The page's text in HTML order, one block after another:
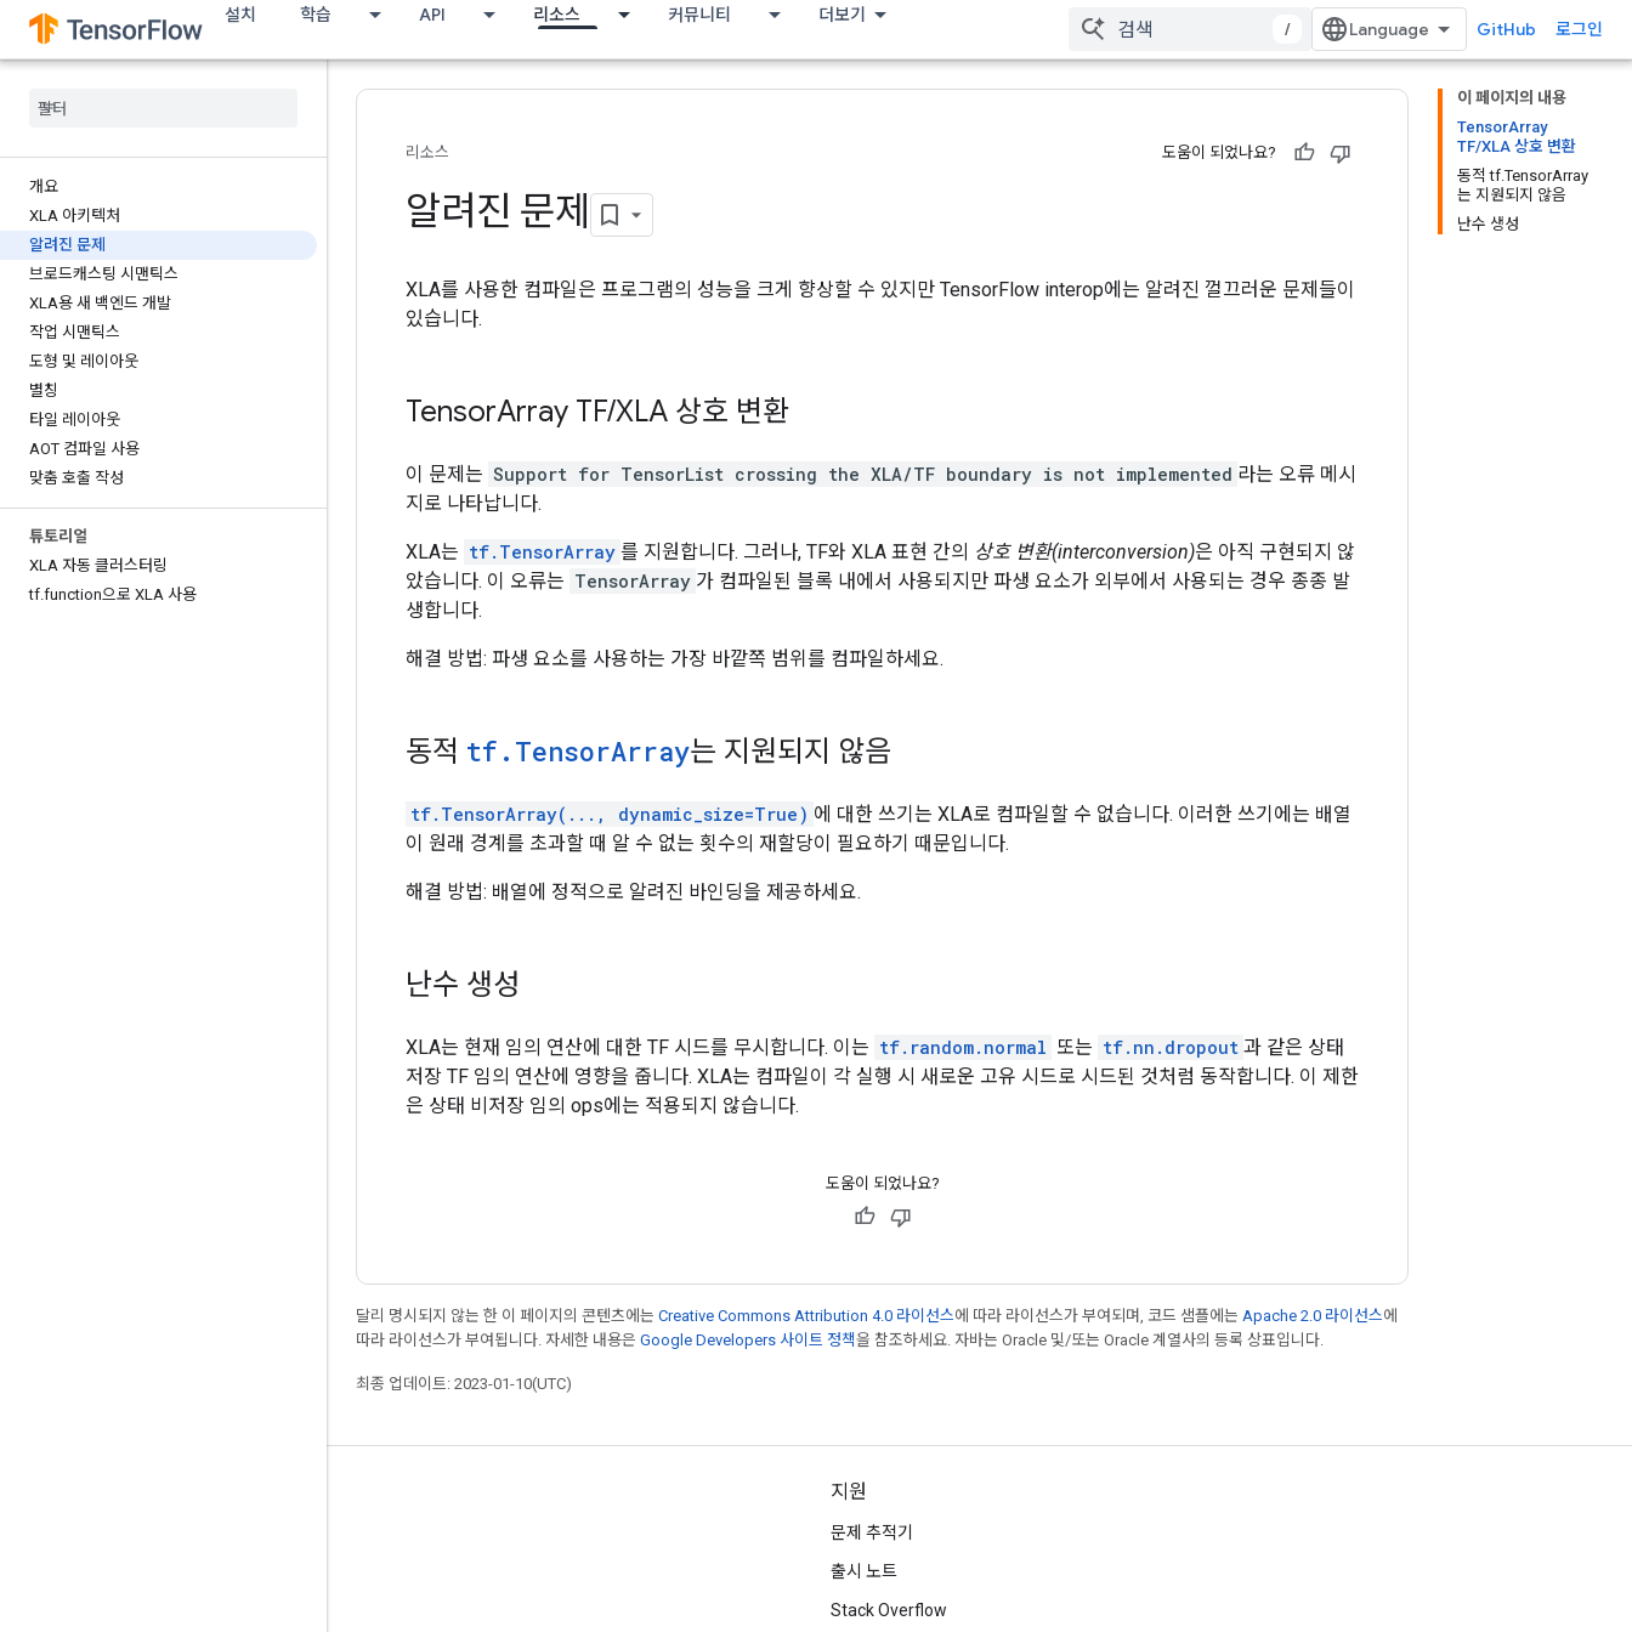
설치 학습 API 리소스 커뮤니티 더보기
/ GitHub 로그인
개요
XLA 아키텍처
알려진 문제
브로드캐스팅 시맨틱스
XLA용 새 백엔드 개발
작업 시맨틱스
도형 및 레이아웃
별칭
타일 레이아웃
AOT 컴파일 사용
맞춤 호출 작성
튜토리얼
XLA 자동 클러스터링
tf.function으로 XLA 사용
이 페이지의 내용
TensorArray
TF/XLA 상호 변환
동적 tf.TensorArray
는 지원되지 않음
난수 생성
리소스 도움이 되었나요?
알려진 문제
XLA를 사용한 컴파일은 프로그램의 성능을 크게 향상할 수 있지만 TensorFlow interop에는 알려진 껄끄러운 문제들이
있습니다.
TensorArray TF/XLA 상호 변환
이 문제는 Support for TensorList crossing the XLA/TF boundary is not implemented 라는 오류 메시
지로 나타납니다.
XLA는 tf.TensorArray 를 지원합니다. 그러나, TF와 XLA 표현 간의 상호 변환(interconversion)은 아직 구현되지 않
았습니다. 이 오류는 TensorArray 가 컴파일된 블록 내에서 사용되지만 파생 요소가 외부에서 사용되는 경우 종종 발
생합니다.
해결 방법: 파생 요소를 사용하는 가장 바깥쪽 범위를 컴파일하세요.
동적 tf . TensorArray는 지원되지 않음
tf.TensorArray(..., dynamic_size=True) 에 대한 쓰기는 XLA로 컴파일할 수 없습니다. 이러한 쓰기에는 배열
이 원래 경계를 초과할 때 알 수 없는 횟수의 재할당이 필요하기 때문입니다.
해결 방법: 배열에 정적으로 알려진 바인딩을 제공하세요.
난수 생성
XLA는 현재 임의 연산에 대한 TF 시드를 무시합니다. 이는 tf.random.normal 또는 tf.nn.dropout 과 같은 상태
저장 TF 임의 연산에 영향을 줍니다. XLA는 컴파일이 각 실행 시 새로운 고유 시드로 시드된 것처럼 동작합니다. 이 제한
은 상태 비저장 임의 ops에는 적용되지 않습니다.
도움이 되었나요?
달리 명시되지 않는 한 이 페이지의 콘텐츠에는 Creative Commons Attribution 4.0 라이선스에 따라 라이선스가 부여되며, 코드 샘플에는 Apache 2.0 라이선스에
따라 라이선스가 부여됩니다. 자세한 내용은 Google Developers 사이트 정책을 참조하세요. 자바는 Oracle 및/또는 Oracle 계열사의 등록 상표입니다.
최종 업데이트: 2023-01-10(UTC)
지원
문제 추적기
출시 노트
Stack Overflow